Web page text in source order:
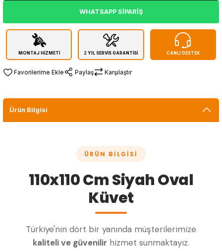
WHATSAPP SİPARİŞ
MONTAJ HİZMETİ 2 YIL SERVİS GARANTİSİ CANLI DESTEK
Paylaş Karşılaştır
Ürün Bilgisi
ÜRÜN BILGISI
110x110 Cm Siyah Oval
Küvet
Türkiye'nin dört bir yanında müşterilerimize
kaliteli ve güvenilir hizmet sunmaktayız.